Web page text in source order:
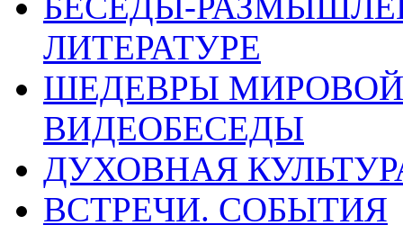
ЛИТЕРАТУРЕ
ШЕДЕВРЫ МИРОВОЙ
ВИДЕОБЕСЕДЫ
ДУХОВНАЯ
ВСТРЕЧИ. СОБЫТИЯ